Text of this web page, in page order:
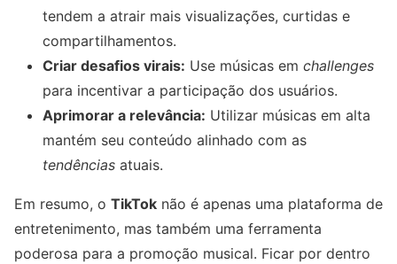
tendem a atrair mais visualizações, curtidas e
compartilhamentos.
Criar desafios virais: Use músicas em challenges
para incentivar a participação dos usuários.
Aprimorar a relevância: Utilizar músicas em alta
mantém seu conteúdo alinhado com as
tendências atuais.
Em resumo, o TikTok não é apenas uma plataforma de
entretenimento, mas também uma ferramenta
poderosa para a promoção musical. Ficar por dentro